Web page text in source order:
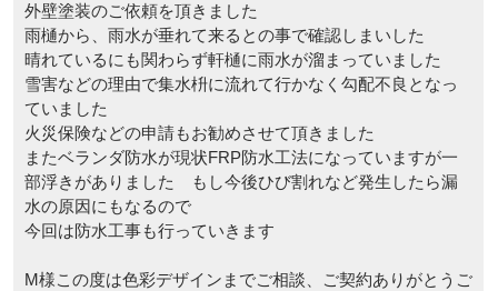
外壁塗装のご依頼を頂きました
雨樋から、雨水が垂れて来るとの事で確認しまいした
晴れているにも関わらず軒樋に雨水が溜まっていました
雪害などの理由で集水枡に流れて行かなく勾配不良となっ
ていました
火災保険などの申請もお勧めさせて頂きました
またベランダ防水が現状FRP防水工法になっていますが一
部浮きがありました もし今後ひび割れなど発生したら漏
水の原因にもなるので
今回は防水工事も行っていきます
M様この度は色彩デザインまでご相談、ご契約ありがとうご